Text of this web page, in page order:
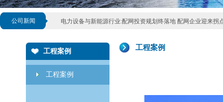
公司新闻
电线电缆行业发展迅猛弊端 2015/09/07
电力设备与新能源行业:配网投资规划终落地 配网企业迎来拐
工程案例
工程案例
工程案例